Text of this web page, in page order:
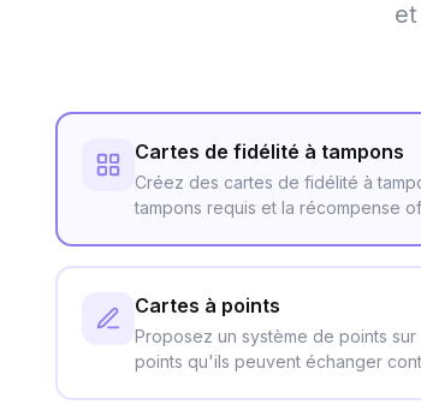
Cartes de fidélité à tampons
Créez des cartes de fidélité à
tampons requis et la récompense
Cartes à points
Proposez un système de points
points qu'ils peuvent échanger